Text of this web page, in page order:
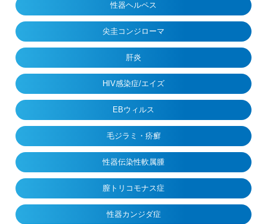
性器ヘルペス
尖圭コンジローマ
肝炎
HIV感染症/エイズ
EBウィルス
毛ジラミ・疥癬
性器伝染性軟属腫
膣トリコモナス症
性器カンジダ症